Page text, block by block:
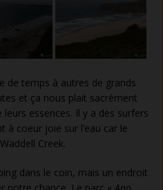
de temps à autres de grands
et ça nous plait sacrément
essences. Il y a des surfers
à coeur joie sur l’eau car le
Creek.
dans le coin, mais un endroit